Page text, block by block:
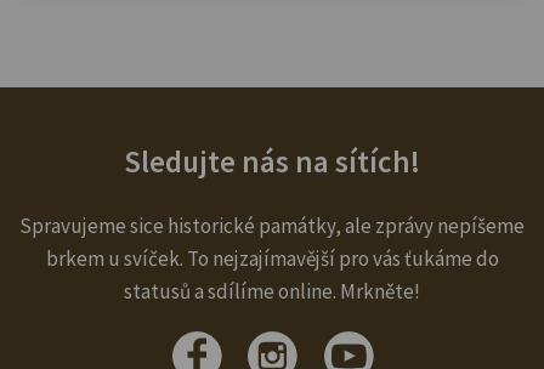
Sledujte nás na sítích!
Spravujeme sice historické památky, ale zprávy nepíšeme
brkem u svíček. To nejzajímavější pro vás ťukáme do
statusů a sdílíme online. Mrkněte!